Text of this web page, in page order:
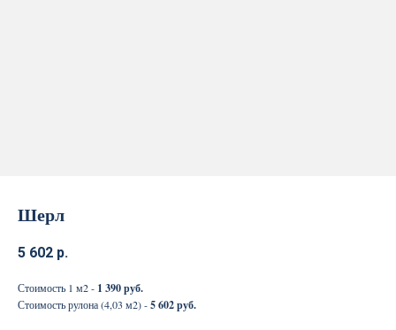
Шерл
5 602 р.
Стоимость 1 м2 - 1 390 руб.
Стоимость рулона (4,03 м2) -5 602 руб.